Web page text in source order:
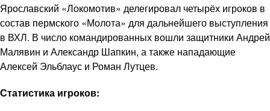
Ярославский «Локомотив» делегировал четырёх игроков в
состав пермского «Молота» для дальнейшего выступления
в ВХЛ. В число командированных вошли защитники Андрей
Малявин и Александр Шапкин, а также нападающие
Алексей Эльблаус и Роман Лутцев.
Статистика игроков: